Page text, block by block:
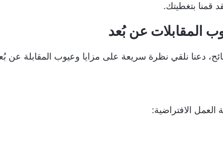
قمنا بتغطيتك.
المقابلات عن بُعد
دعنا نلقي نظرة سريعة على مزايا وعيوب المقابلة عن
العمل الافتراضية: